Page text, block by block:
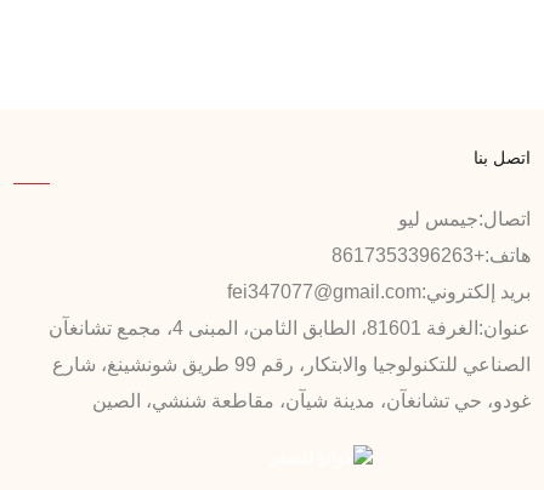
اتصل بنا
اتصال:جيمس ليو
هاتف:+8617353396263
بريد إلكتروني:fei347077@gmail.com
عنوان:
الغرفة 81601، الطابق الثامن، المبنى 4، مجمع تشانغآن
الصناعي للتكنولوجيا والابتكار، رقم 99 طريق شونشينغ، شارع
غودو، حي تشانغآن، مدينة شيآن، مقاطعة شنشي، الصين